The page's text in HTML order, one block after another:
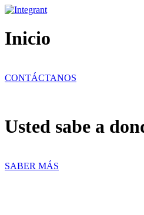
Ir
contenido
Inicio
CONTÁCTANOS
Usted sabe a
SABER MÁS